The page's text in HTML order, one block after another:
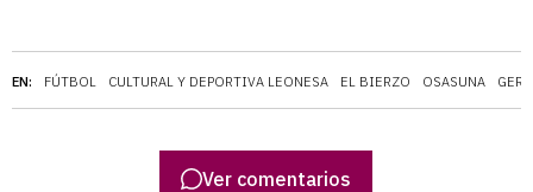
EN: FÚTBOL CULTURAL Y DEPORTIVA LEONESA EL BIERZO OSASUNA
Ver comentarios